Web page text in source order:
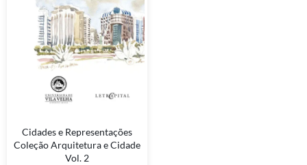
Cidades e Representações
Coleção Arquitetura e Cidade
Vol. 2